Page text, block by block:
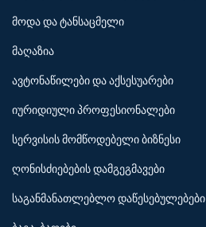
მოდა და ტანსაცმელი
მაღაზია
ავტონაწილები და აქსესუარები
იურიდიული პროფესიონალები
სერვისის მომწოდებელი ბიზნესი
ღონისძიებების დამგეგმავები
საგანმანათლებლო დაწესებულებები